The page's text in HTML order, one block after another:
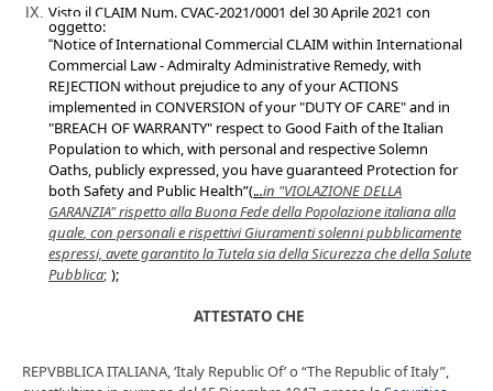
Visto ilCLAIM Num.CVAC-2021/0001 del30Aprile 2021 con
oggetto:
“Notice of International Commercial CLAIM within International
Commercial Law - Admiralty Administrative Remedy, with
REJECTION without prejudice to any of your ACTIONS
implemented in CONVERSION of your "DUTY OF CARE" and in
"BREACH OF WARRANTY" respect to Good Faith of the Italian
Population to which, with personal and respective Solemn
Oaths, publicly expressed, you have guaranteed Protection for
both Safety and Public Health”(...in "VIOLAZIONE DELLA
GARANZIA" rispetto alla Buona Fede della Popolazione italiana alla
quale, con personali e rispettivi Giuramenti solenni pubblicamente
espressi, avete garantito la Tutela sia della Sicurezza che della Salute
Pubblica; );
ATTESTATO CHE
REPVBBLICA ITALIANA, ‘Italy Republic Of’ o “The Republic of Italy”,